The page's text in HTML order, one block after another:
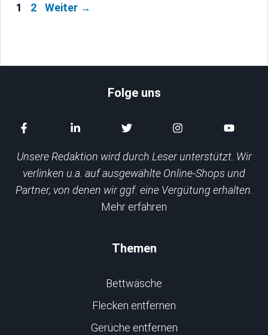
Seite
1 Seite
2 Weiter →
Folge uns
Unsere Redaktion wird durch Leser unterstützt. Wir
verlinken u.a. auf ausgewählte Online-Shops und
Partner, von denen wir ggf. eine Vergütung erhalten.
Mehr erfahren
Themen
Bettwäsche
Flecken entfernen
Gerüche entfernen